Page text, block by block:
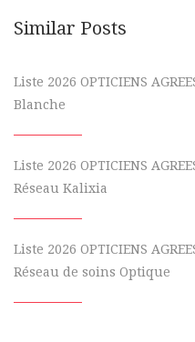
Similar Posts
Liste 2026 OPTICIENS
Blanche
Liste 2026 OPTICIENS
Réseau Kalixia
Liste 2026 OPTICIENS
Réseau de soins Optique